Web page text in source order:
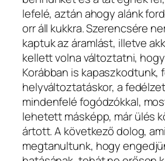
lefelé, aztán ahogy alánk
orr áll kukkra. Szerencsére
kaptuk az áramlást, illetve
kellett volna változtatni,
Korábban is kapaszkodtunk,
helyváltoztatáskor, a
mindenfelé fogódzókkal,
lehetett másképp, már ülés
ártott. A következő dolog,
megtanultunk, hogy